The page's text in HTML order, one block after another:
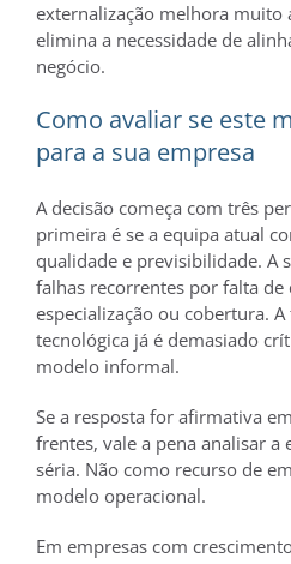
externalização melhora muito
elimina a necessidade de
negócio.
Como avaliar se este
para a sua empresa
A decisão começa com três
primeira é se a equipa atual
qualidade e previsibilidade. A
falhas recorrentes por falta de
especialização ou cobertura.
tecnológica já é demasiado
modelo informal.
Se a resposta for afirmativa
frentes, vale a pena analisar a
séria. Não como recurso de
modelo operacional.
Em empresas com